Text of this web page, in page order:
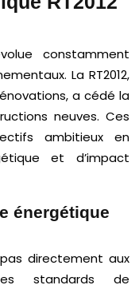
constamment
La RT2012,
a cédé la
neuves. Ces
ambitieux en
et d’impact
énergétique
pas directement aux
standards de